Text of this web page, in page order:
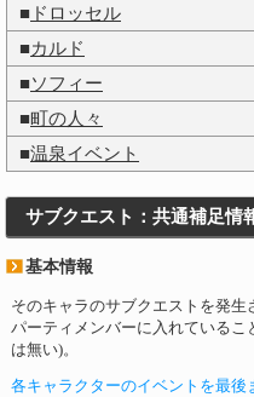
■ ドロッセル
■カルド
■ソフィー
■町の人々
■温泉イベント
サブクエスト：共通補足情
基本情報
そのキャラのサブクエストを発生
パーティメンバーに入れている
は無い)。
各キャラクターのイベントを最